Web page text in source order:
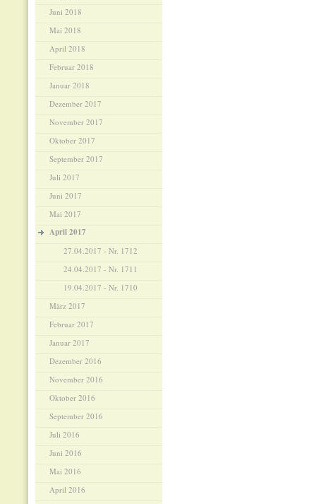
Juni 2018
Mai 2018
April 2018
Februar 2018
Januar 2018
Dezember 2017
November 2017
Oktober 2017
September 2017
Juli 2017
Juni 2017
Mai 2017
April 2017
27.04.2017 - Nr. 1712
24.04.2017 - Nr. 1711
19.04.2017 - Nr. 1710
März 2017
Februar 2017
Januar 2017
Dezember 2016
November 2016
Oktober 2016
September 2016
Juli 2016
Juni 2016
Mai 2016
April 2016